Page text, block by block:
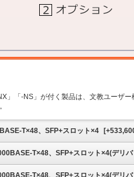
」「-NS」が付く製品は、文教ユーザ
T×48、SFP+スロット×4 [
T×48、SFP+スロット×4(デリ
T×48、SFP+スロット×4(デリ